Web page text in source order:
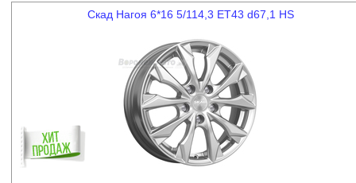
Скад Нагоя 6*16 5/114,3 ET43 d67,1 HS